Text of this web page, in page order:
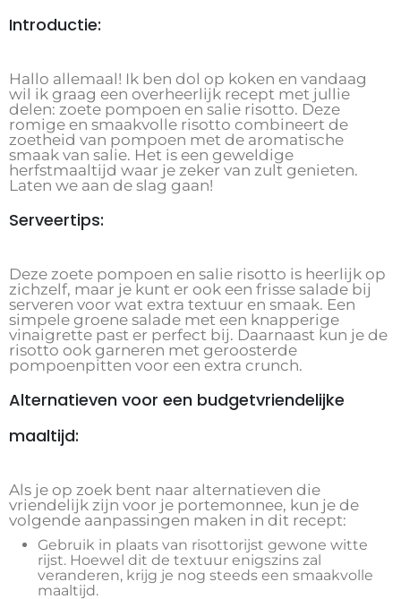
Introductie:
Hallo allemaal! Ik ben dol op koken en vandaag
wil ik graag een overheerlijk recept met jullie
delen: zoete pompoen en salie risotto. Deze
romige en smaakvolle risotto combineert de
zoetheid van pompoen met de aromatische
smaak van salie. Het is een geweldige
herfstmaaltijd waar je zeker van zult genieten.
Laten we aan de slag gaan!
Serveertips:
Deze zoete pompoen en salie risotto is heerlijk op
zichzelf, maar je kunt er ook een frisse salade bij
serveren voor wat extra textuur en smaak. Een
simpele groene salade met een knapperige
vinaigrette past er perfect bij. Daarnaast kun je de
risotto ook garneren met geroosterde
pompoenpitten voor een extra crunch.
Alternatieven voor een budgetvriendelijke
maaltijd:
Als je op zoek bent naar alternatieven die
vriendelijk zijn voor je portemonnee, kun je de
volgende aanpassingen maken in dit recept:
Gebruik in plaats van risottorijst gewone witte
rijst. Hoewel dit de textuur enigszins zal
veranderen, krijg je nog steeds een smaakvolle
maaltijd.